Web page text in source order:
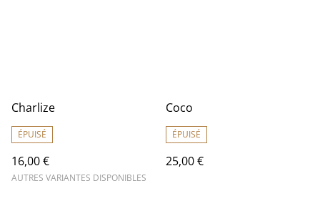
Charlize
ÉPUISÉ
16,00 €
AUTRES VARIANTES DISPONIBLES
Coco
ÉPUISÉ
25,00 €